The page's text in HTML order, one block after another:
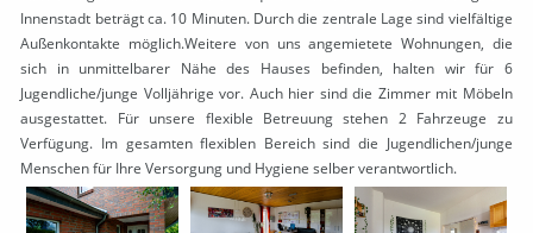
Innenstadt beträgt ca. 10 Minuten. Durch die zentrale Lage sind vielfältige
Außenkontakte möglich.Weitere von uns angemietete Wohnungen, die
sich in unmittelbarer Nähe des Hauses befinden, halten wir für 6
Jugendliche/junge Volljährige vor. Auch hier sind die Zimmer mit Möbeln
ausgestattet. Für unsere flexible Betreuung stehen 2 Fahrzeuge zu
Verfügung. Im gesamten flexiblen Bereich sind die Jugendlichen/junge
Menschen für Ihre Versorgung und Hygiene selber verantwortlich.